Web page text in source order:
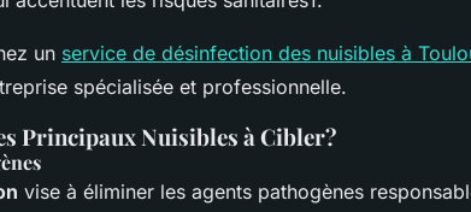
un service de désinfection des nuisibles à
spécialisée et professionnelle.
Principaux Nuisibles à Cibler?
vise à éliminer les agents pathogènes